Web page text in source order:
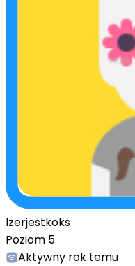
Izerjestkoks
Poziom 5
Aktywny rok temu